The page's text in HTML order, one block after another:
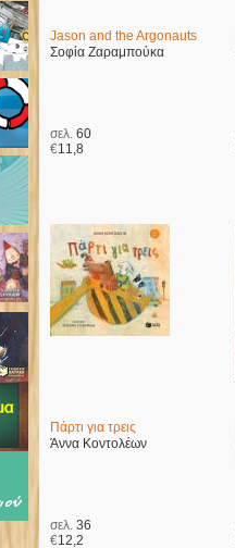
Jason and the Argonauts
Σοφία Ζαραμπούκα
σελ. 60
€11,8
Πάρτι για τρεις
Άννα Κοντολέων
σελ. 36
€12,2